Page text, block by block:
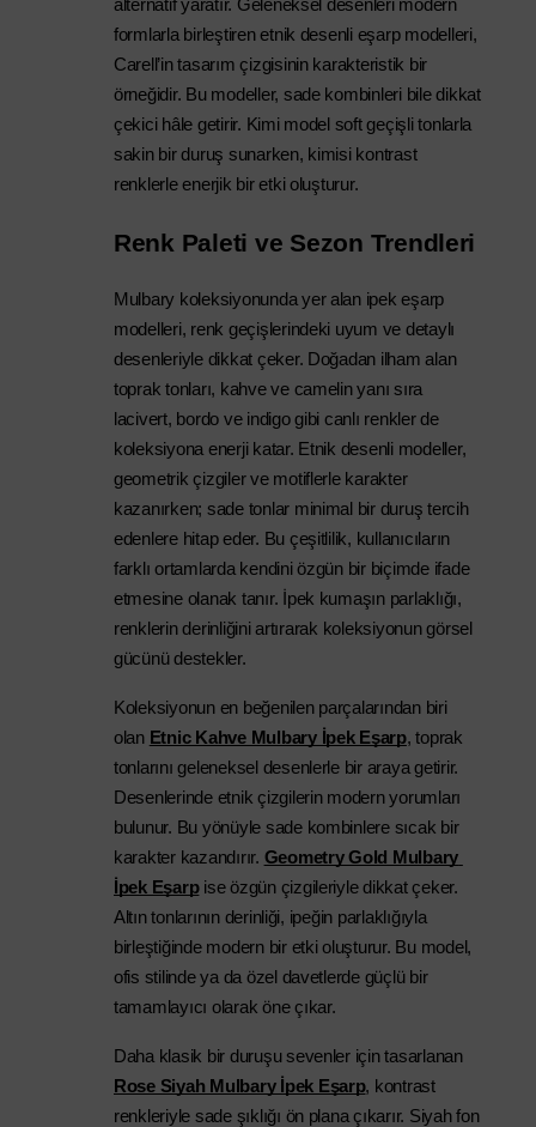
alternatif yaratır. Geleneksel desenleri modern
formlarla birleştiren etnik desenli eşarp modelleri,
Carell’in tasarım çizgisinin karakteristik bir
örneğidir. Bu modeller, sade kombinleri bile dikkat
çekici hâle getirir. Kimi model soft geçişli tonlarla
sakin bir duruş sunarken, kimisi kontrast
renklerle enerjik bir etki oluşturur.
Renk Paleti ve Sezon Trendleri
Mulbary koleksiyonunda yer alan ipek eşarp
modelleri, renk geçişlerindeki uyum ve detaylı
desenleriyle dikkat çeker. Doğadan ilham alan
toprak tonları, kahve ve camelin yanı sıra
lacivert, bordo ve indigo gibi canlı renkler de
koleksiyona enerji katar. Etnik desenli modeller,
geometrik çizgiler ve motiflerle karakter
kazanırken; sade tonlar minimal bir duruş tercih
edenlere hitap eder. Bu çeşitlilik, kullanıcıların
farklı ortamlarda kendini özgün bir biçimde ifade
etmesine olanak tanır. İpek kumaşın parlaklığı,
renklerin derinliğini artırarak koleksiyonun görsel
gücünü destekler.
Koleksiyonun en beğenilen parçalarından biri
olan Etnic Kahve Mulbary İpek Eşarp, toprak
tonlarını geleneksel desenlerle bir araya getirir.
Desenlerinde etnik çizgilerin modern yorumları
bulunur. Bu yönüyle sade kombinlere sıcak bir
karakter kazandırır. Geometry Gold Mulbary
İpek Eşarp ise özgün çizgileriyle dikkat çeker.
Altın tonlarının derinliği, ipeğin parlaklığıyla
birleştiğinde modern bir etki oluşturur. Bu model,
ofis stilinde ya da özel davetlerde güçlü bir
tamamlayıcı olarak öne çıkar.
Daha klasik bir duruşu sevenler için tasarlanan
Rose Siyah Mulbary İpek Eşarp, kontrast
renkleriyle sade şıklığı ön plana çıkarır. Siyah fon